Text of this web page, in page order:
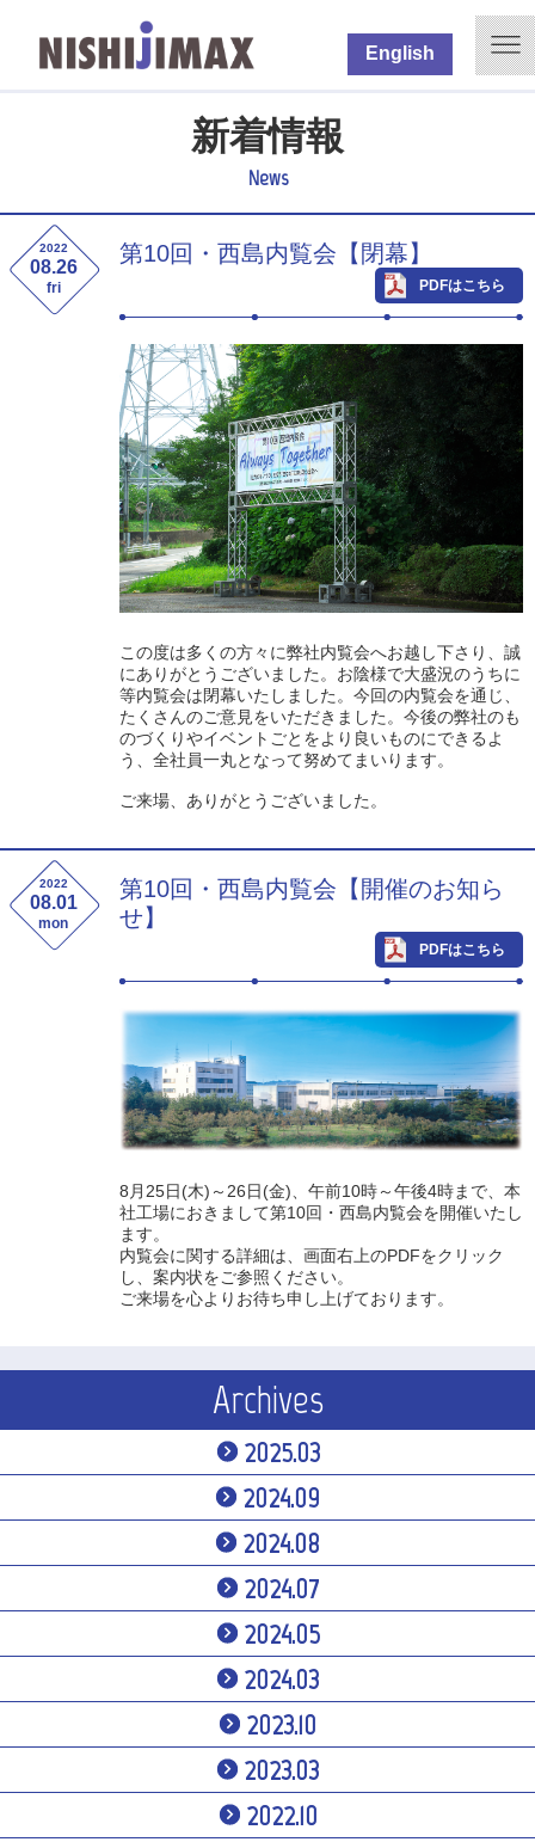
English
新着情報
News
2022
08.26
fri
第10回・西島内覧会【閉幕】
PDFはこちら
この度は多くの方々に弊社内覧会へお越し下さり、誠
にありがとうございました。お陰様で大盛況のうちに
等内覧会は閉幕いたしました。今回の内覧会を通じ、
たくさんのご意見をいただきました。今後の弊社のも
のづくりやイベントごとをより良いものにできるよ
う、全社員一丸となって努めてまいります。
ご来場、ありがとうございました。
2022
08.01
mon
第10回・西島内覧会【開催のお知ら
せ】
PDFはこちら
8月25日(木)～26日(金)、午前10時～午後4時まで、本
社工場におきまして第10回・西島内覧会を開催いたし
ます。
内覧会に関する詳細は、画面右上のPDFをクリック
し、案内状をご参照ください。
ご来場を心よりお待ち申し上げております。
Archives
2025.03
2024.09
2024.08
2024.07
2024.05
2024.03
2023.10
2023.03
2022.10